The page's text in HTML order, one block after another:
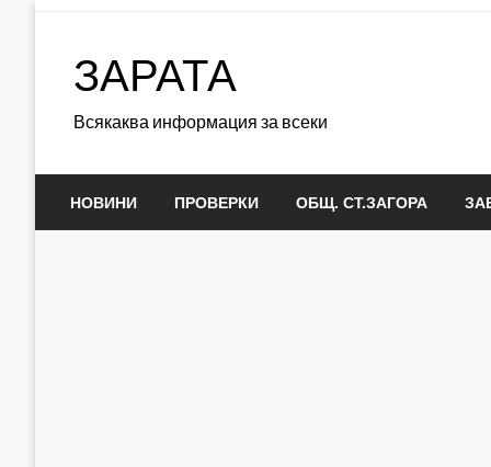
ЗАРАТА
Всякаква информация за всеки
НОВИНИ ПРОВЕРКИ ОБЩ. СТ.ЗАГОРА